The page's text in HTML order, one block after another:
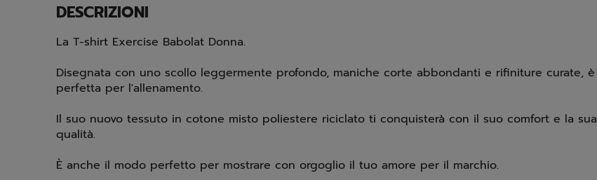
DESCRIZIONI
La T-shirt Exercise Babolat Donna.
Disegnata con uno scollo leggermente profondo, maniche corte abbondanti e rifiniture curate, è
perfetta per l'allenamento.
Il suo nuovo tessuto in cotone misto poliestere riciclato ti conquisterà con il suo comfort e la sua
qualità.
È anche il modo perfetto per mostrare con orgoglio il tuo amore per il marchio.